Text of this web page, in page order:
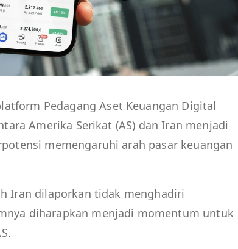
Pedagang Aset Keuangan Digital
Amerika Serikat (AS) dan Iran menjadi
memengaruhi arah pasar keuangan
Iran dilaporkan tidak menghadiri
diharapkan menjadi momentum untuk